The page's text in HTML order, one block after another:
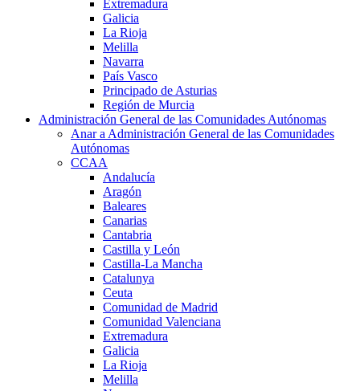
Extremadura
Galicia
La Rioja
Melilla
Navarra
País Vasco
Principado de Asturias
Región de Murcia
Administración General de las Comunidades Autónomas
Anar a Administración General de las Comunidades
Autónomas
CCAA
Andalucía
Aragón
Baleares
Canarias
Cantabria
Castilla y León
Castilla-La Mancha
Catalunya
Ceuta
Comunidad de Madrid
Comunidad Valenciana
Extremadura
Galicia
La Rioja
Melilla